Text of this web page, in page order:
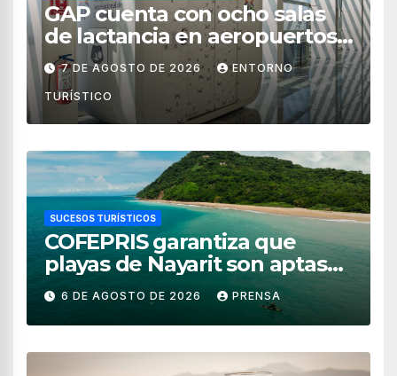
GAP cuenta con ocho salas
de lactancia en aeropuertos
de México
7 DE AGOSTO DE 2026 ENTORNO
TURÍSTICO
SUCESOS TURÍSTICOS
COFEPRIS garantiza que
playas de Nayarit son aptas
para uso recreativo
6 DE AGOSTO DE 2026 PRENSA